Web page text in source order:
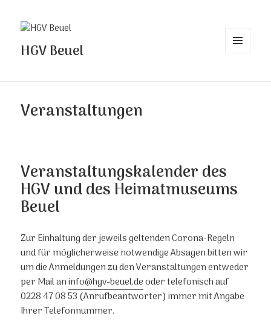
HGV Beuel
Veranstaltungen
Veranstaltungskalender des
HGV und des Heimatmuseums
Beuel
Zur Einhaltung der jeweils geltenden Corona-Regeln
und für möglicherweise notwendige Absagen bitten wir
um die Anmeldungen zu den Veranstaltungen entweder
per Mail aninfo@hgv-beuel.deoder telefonisch auf
0228 47 08 53 (Anrufbeantworter) immer mit Angabe
Ihrer Telefonnummer.